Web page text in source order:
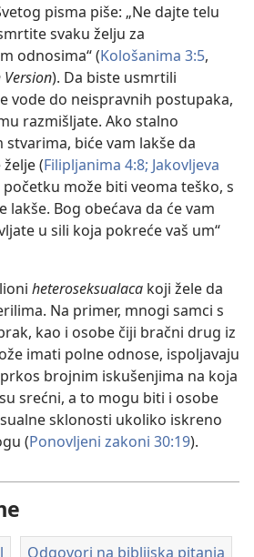
pisma piše: „Ne dajte telu
svaku želju za
odnosima“ (Kološanima 3:5,
Version). Da biste usmrtili
vode do neispravnih postupaka,
razmišljate. Ako stalno
biće vam lakše da
(Filipljanima 4:8; Jakovljeva
početku može biti veoma teško, s
lakše. Bog obećava da će vam
u sili koja pokreće vaš um“
heteroseksualaca koji žele da
Na primer, mnogi samci s
kao i osobe čiji bračni drug iz
imati polne odnose, ispoljavaju
brojnim iskušenjima na koja
srećni, a to mogu biti i osobe
sklonosti ukoliko iskreno
(Ponovljeni zakoni 30:19).
Odgovori na biblijska pitanja